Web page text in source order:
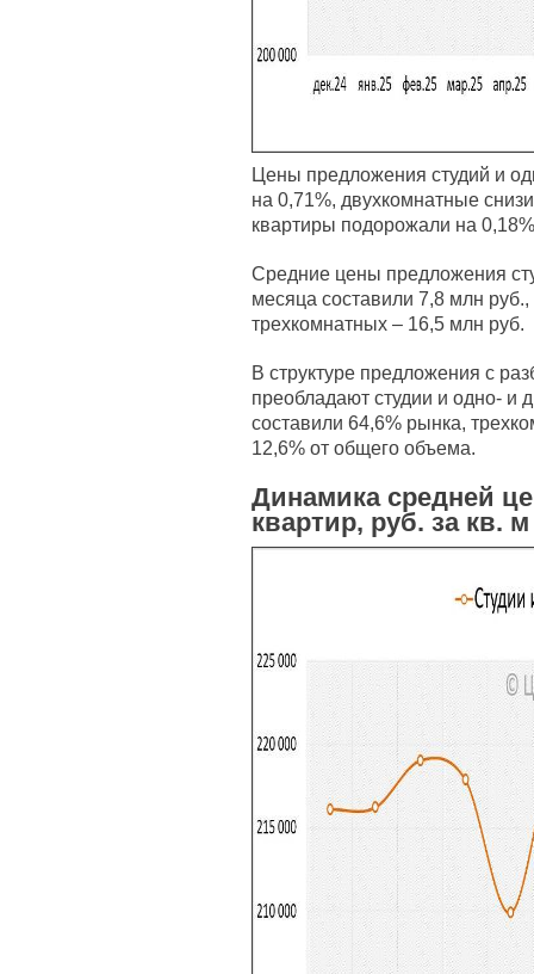
Цены предложения студий и
на 0,71%, двухкомнатные
квартиры подорожали на
Средние цены предложения
месяца составили 7,8 млн
трехкомнатных – 16,5 млн руб.
В структуре предложения с
преобладают студии и одно- и
составили 64,6% рынка,
12,6% от общего объема.
Динамика средней
квартир, руб. за кв. м